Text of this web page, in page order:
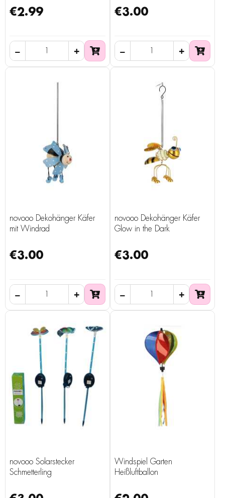
€2.99 €3.00
novooo Dekohänger Käfer
mit Windrad
€3.00
novooo Dekohänger Käfer
Glow in the Dark
€3.00
novooo Solarstecker
Schmetterling
Windspiel Garten
Heißluftballon